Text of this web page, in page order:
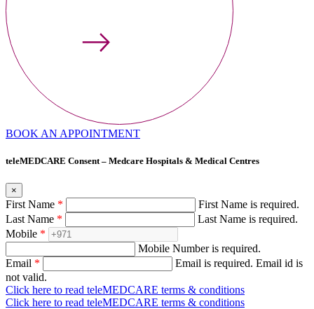
BOOK AN APPOINTMENT
teleMEDCARE Consent – Medcare Hospitals & Medical Centres
×
First Name *
First Name is required.
Last Name *
Last Name is required.
Mobile *
Mobile Number is required.
Email * Email is required. Email id is
not valid.
Click here to read teleMEDCARE terms & conditions
Click here to read teleMEDCARE terms & conditions